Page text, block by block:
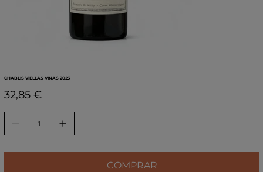
CHABLIS VIELLAS VINAS 2023
Precio
32,85 €
COMPRAR